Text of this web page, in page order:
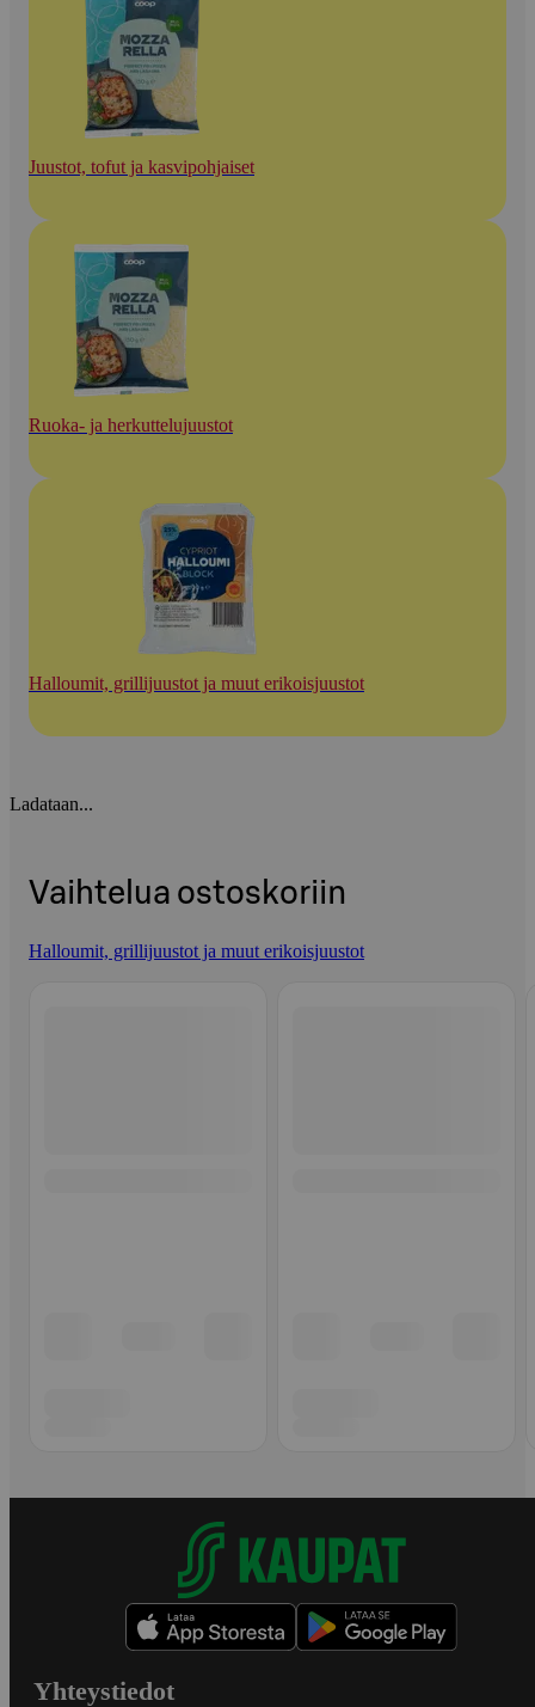
Juustot, tofut ja kasvipohjaiset
Ruoka- ja herkuttelujuustot
Halloumit, grillijuustot ja muut erikoisjuustot
Ladataan...
Vaihtelua ostoskoriin
Halloumit, grillijuustot ja muut erikoisjuustot
Yhteystiedot